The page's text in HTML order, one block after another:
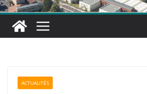
ACTUALITÉS